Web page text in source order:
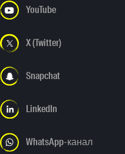
YouTube
X (Twitter)
Snapchat
LinkedIn
WhatsApp-канал